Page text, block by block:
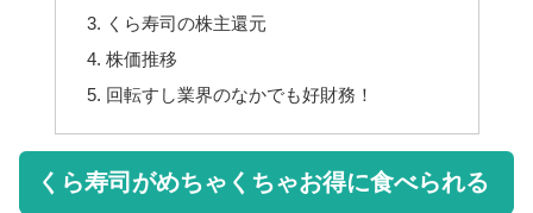
くら寿司の株主還元
株価推移
回転すし業界のなかでも好財務！
くら寿司がめちゃくちゃお得に食べられる